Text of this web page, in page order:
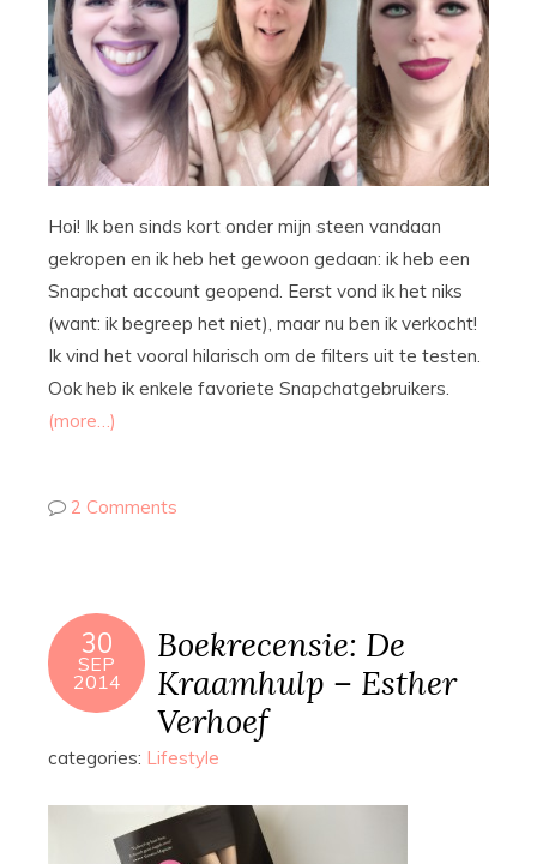
Hoi! Ik ben sinds kort onder mijn steen vandaan
gekropen en ik heb het gewoon gedaan: ik heb een
Snapchat account geopend. Eerst vond ik het niks
(want: ik begreep het niet), maar nu ben ik verkocht!
Ik vind het vooral hilarisch om de filters uit te testen.
Ook heb ik enkele favoriete Snapchatgebruikers.
(more…)
2 Comments
30
SEP
2014
Boekrecensie: De
Kraamhulp – Esther
Verhoef
categories: Lifestyle